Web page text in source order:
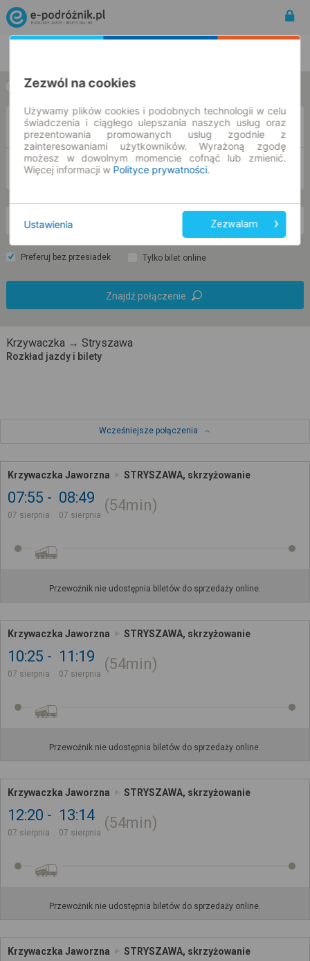
w jedną stronę w obie strony
Z
pt. 7 sie.
Preferuj bez przesiadek Tylko bilet online
Znajdź połączenie
Krzywaczka → Stryszawa
Rozkład jazdy i bilety
Wcześniejsze połączenia
Krzywaczka Jaworzna STRYSZAWA, skrzyżowanie
07:55
07 sierpnia
08:49
07 sierpnia
54min
Przewoźnik nie udostępnia biletów do sprzedaży online.
Krzywaczka Jaworzna STRYSZAWA, skrzyżowanie
10:25
07 sierpnia
11:19
07 sierpnia
54min
Przewoźnik nie udostępnia biletów do sprzedaży online.
Krzywaczka Jaworzna STRYSZAWA, skrzyżowanie
12:20
07 sierpnia
13:14
07 sierpnia
54min
Przewoźnik nie udostępnia biletów do sprzedaży online.
Krzywaczka Jaworzna STRYSZAWA, skrzyżowanie
Zezwól na cookies
Używamy plików cookies i podobnych technologii w celu
świadczenia i ciągłego ulepszania naszych usług oraz
prezentowania promowanych usług zgodnie z
zainteresowaniami użytkowników. Wyrażoną zgodę
możesz w dowolnym momencie cofnąć lub zmienić.
Więcej informacji w Polityce prywatności.
Ustawienia Zezwalam